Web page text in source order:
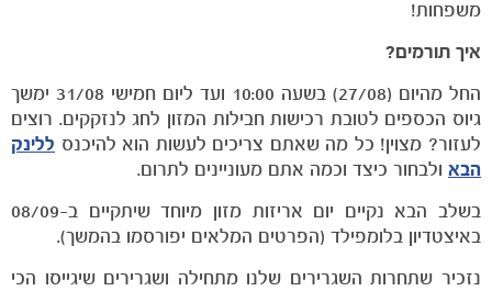
משפחות!
איך תורמים?
החל מהיום (27/08) בשעה 10:00 ועד ליום חמישי 31/08 ימשך
גיוס הכספים לטובת רכישות חבילות המזון לחג לנזקקים. רוצים
לעזור? מצוין! כל מה שאתם צריכים לעשות הוא להיכנס ללינק
הבא ולבחור כיצד וכמה אתם מעוניינים לתרום.
בשלב הבא נקיים יום אריזות מזון מיוחד שיתקיים ב-08/09
באיצטדיון בלומפילד (הפרטים המלאים יפורסמו בהמשך).
נזכיר שתחרות השגרירים שלנו מתחילה ושגרירים שיגייסו הכי